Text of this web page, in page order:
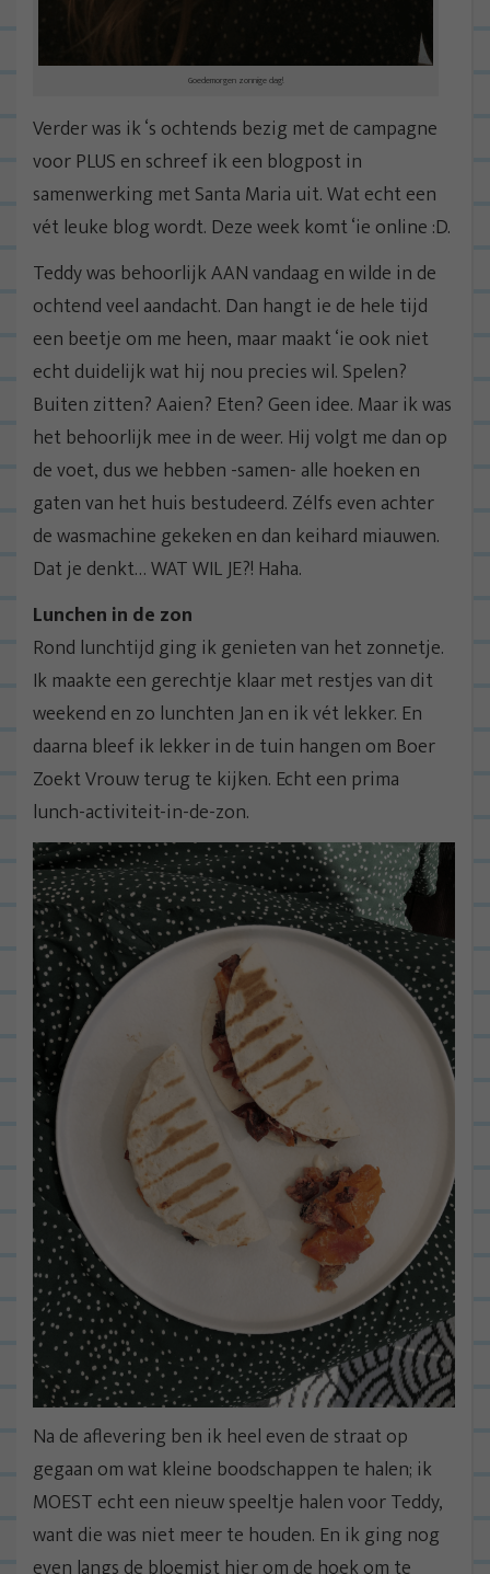
Goedemorgen zonnige dag!
Verder was ik ‘s ochtends bezig met de campagne
voor PLUS en schreef ik een blogpost in
samenwerking met Santa Maria uit. Wat echt een
vét leuke blog wordt. Deze week komt ‘ie online :D.
Teddy was behoorlijk AAN vandaag en wilde in de
ochtend veel aandacht. Dan hangt ie de hele tijd
een beetje om me heen, maar maakt ‘ie ook niet
echt duidelijk wat hij nou precies wil. Spelen?
Buiten zitten? Aaien? Eten? Geen idee. Maar ik was
het behoorlijk mee in de weer. Hij volgt me dan op
de voet, dus we hebben -samen- alle hoeken en
gaten van het huis bestudeerd. Zélfs even achter
de wasmachine gekeken en dan keihard miauwen.
Dat je denkt… WAT WIL JE?! Haha.
Lunchen in de zon
Rond lunchtijd ging ik genieten van het zonnetje.
Ik maakte een gerechtje klaar met restjes van dit
weekend en zo lunchten Jan en ik vét lekker. En
daarna bleef ik lekker in de tuin hangen om Boer
Zoekt Vrouw terug te kijken. Echt een prima
lunch-activiteit-in-de-zon.
Na de aflevering ben ik heel even de straat op
gegaan om wat kleine boodschappen te halen; ik
MOEST echt een nieuw speeltje halen voor Teddy,
want die was niet meer te houden. En ik ging nog